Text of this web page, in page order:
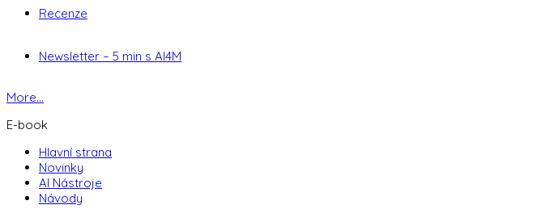
Recenze
Newsletter – 5 min s AI4M
More...
E-book
Hlavní strana
Novinky
AI Nástroje
Návody